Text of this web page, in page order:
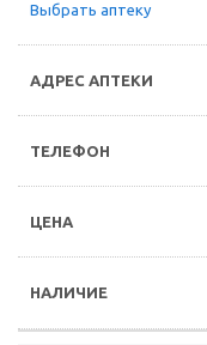
Выбрать аптеку